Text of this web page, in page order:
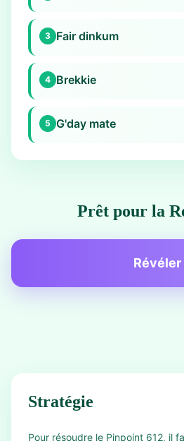
3 Fair dinkum
4 Brekkie
5 G'day mate
Prêt pour la
Révéler
Stratégie
Pour résoudre le Pinpoint 612, il